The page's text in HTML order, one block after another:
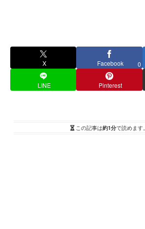
X Facebook 0
LINE Pinterest
この記事は約1分で読めます。